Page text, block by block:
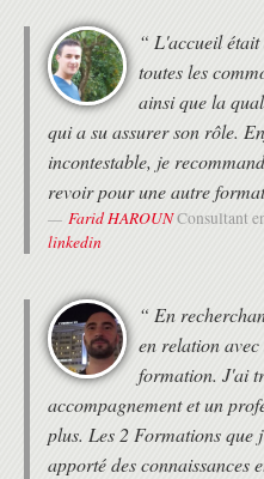
Décrire les concepts
(QoS).
EVOLUTION VERS DES RÉSEAUX
Décrire les architectures
Présenter le concept de
défini par logiciel (SDN).
Décrire les solutions de
que Cisco DNA Center, SD-
Configurer les outils de
SÉCURISATION DES ÉQUIPEMENTS
Décrire le paysage actuel
Décrire les technologies de
Sécuriser les équipements
administratif.
“ L'accueil était
toutes les
ainsi que la
qui a su assurer son rôle.
incontestable, je
revoir pour une autre
Farid HAROUNConsultant
linkedin
“ En
en relation
formation. J'ai
accompagnement et un
plus. Les 2 Formations
apporté des connaissances